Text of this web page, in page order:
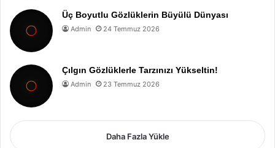
Üç Boyutlu Gözlüklerin Büyülü Dünyası
Admin 24 Temmuz 2026
Çılgın Gözlüklerle Tarzınızı Yükseltin!
Admin 23 Temmuz 2026
Daha Fazla Yükle